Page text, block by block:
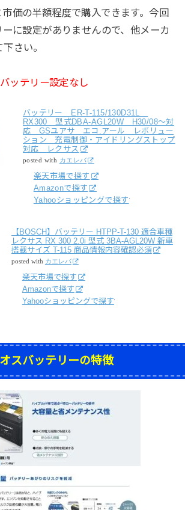
市価の半額程度で購入できます。今回
に設定がありませんので、他メーカ
さい。
ッテリー設定なし
バッテリー ER-T-115/130D31L
RX300 型式DBA-AGL20W H30/08～対
応 GSユアサ エコ.アール レボリュー
ション 充電制御・アイドリングストップ
対応 レクサス
posted with カエレバ
楽天市場で探す
Amazonで探す
Yahooショッピングで探す
【BOSCH】バッテリー HTPP-T-130 適合車種
レクサス RX 300 2.0i 型式 3BA-AGL20W 新車
搭載サイズ T-115 商品情報内容確認必須
posted with カエレバ
楽天市場で探す
Amazonで探す
Yahooショッピングで探す
スバッテリーの特徴